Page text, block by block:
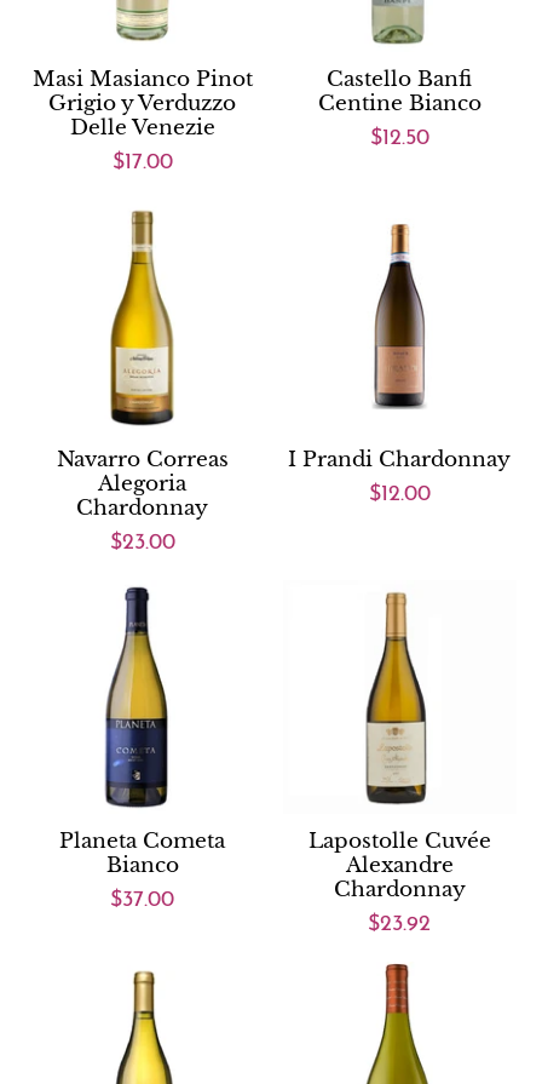
Masi Masianco Pinot
Grigio y Verduzzo
Delle Venezie
$17.00
Castello Banfi
Centine Bianco
$12.50
Navarro Correas
Alegoria
Chardonnay
$23.00
I Prandi Chardonnay
$12.00
Planeta Cometa
Bianco
$37.00
Lapostolle Cuvée
Alexandre
Chardonnay
$23.92